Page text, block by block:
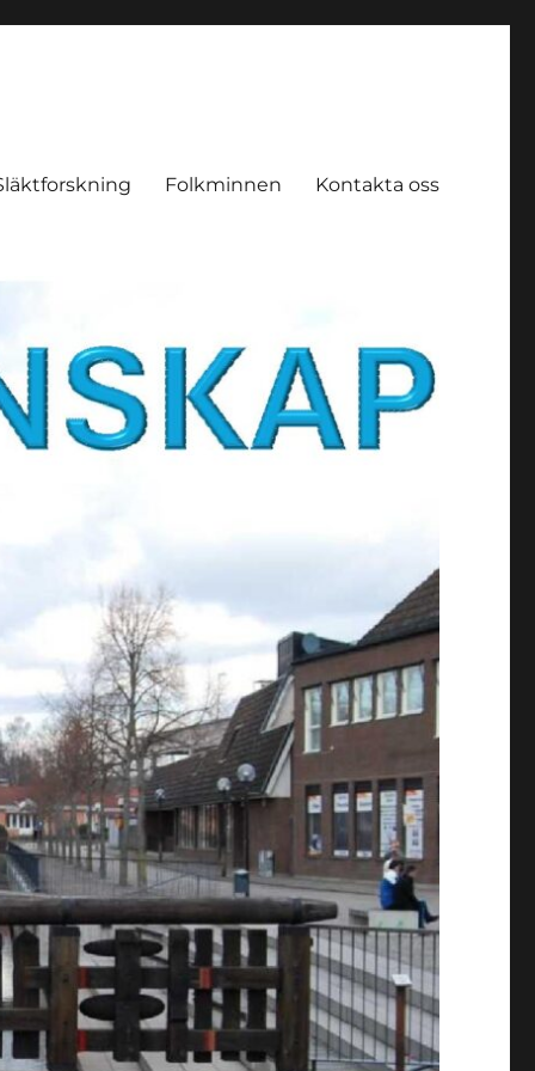
Folkminnen Kontakta oss